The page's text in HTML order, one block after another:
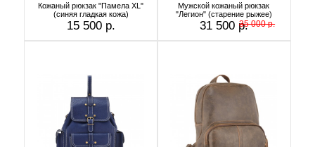
Кожаный рюкзак "Памела XL"
(синяя гладкая кожа)
15 500 р.
Мужской кожаный рюкзак
"Легион" (старение рыжее)
31 500 р.35 000 р.